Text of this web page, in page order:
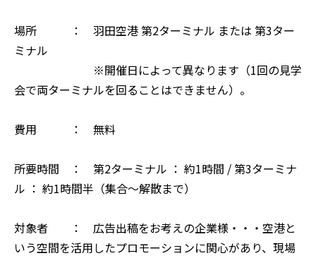
場所 ： 羽田空港 第2ターミナル または 第3ター
ミナル
※開催日によって異なります（1回の見学
会で両ターミナルを回ることはできません）。
費用 ： 無料
所要時間 ： 第2ターミナル ： 約1時間 / 第3ターミナ
ル ： 約1時間半（集合～解散まで）
対象者 ： 広告出稿をお考えの企業様・・・空港と
いう空間を活用したプロモーションに関心があり、現場